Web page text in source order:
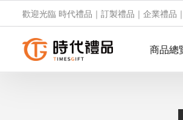
歡迎光臨 時代禮品｜訂製禮品｜企業禮品
商品總